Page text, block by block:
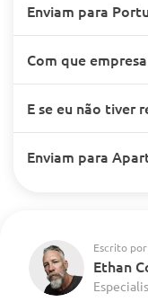
Enviam para
Com que
E se eu não tiver
Enviam para
Escrito por
Ethan